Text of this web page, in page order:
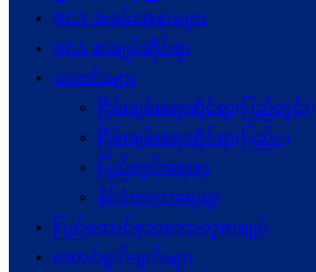
NCA အခမ်းအနားများ
NCA စာချုပ်ဆိုင်ရာ
သတင်းများ
ငြိမ်းချမ်းရေးဆိုင်ရာ(ပြည်တွင်း)
ငြိမ်းချမ်းရေးဆိုင်ရာ(ပြည်ပ)
ပြည်တွင်းရေးရာ
နိုင်ငံတကာရေးရာ
ပြည်ထောင်စုသဘောတူစာချုပ်
ဆောင်ရွက်ချက်များ